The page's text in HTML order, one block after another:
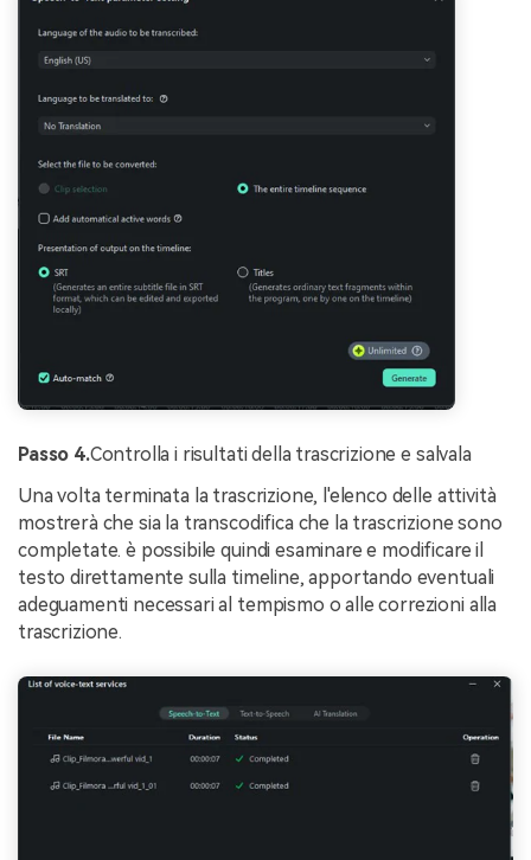
Passo 4.Controlla i risultati della trascrizione e salvala
Una volta terminata la trascrizione, l'elenco delle attività
mostrerà che sia la transcodifica che la trascrizione sono
completate. è possibile quindi esaminare e modificare il
testo direttamente sulla timeline, apportando eventuali
adeguamenti necessari al tempismo o alle correzioni alla
trascrizione.